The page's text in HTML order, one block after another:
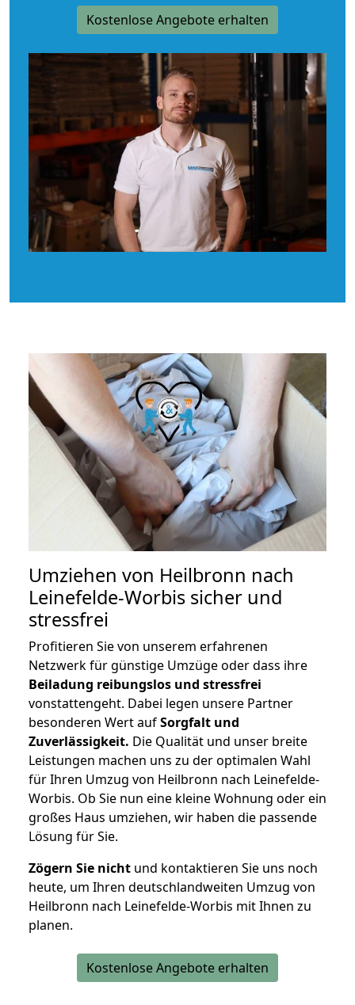
Kostenlose Angebote erhalten
Umziehen von Heilbronn nach
Leinefelde-Worbis sicher und
stressfrei
Profitieren Sie von unserem erfahrenen
Netzwerk für günstige Umzüge oder dass ihre
Beiladung reibungslos und stressfrei
vonstattengeht. Dabei legen unsere Partner
besonderen Wert aufSorgfalt und
Zuverlässigkeit. Die Qualität und unser breite
Leistungen machen uns zu der optimalen Wahl
für Ihren Umzug von Heilbronn nach Leinefelde-
Worbis. Ob Sie nun eine kleine Wohnung oder ein
großes Haus umziehen, wir haben die passende
Lösung für Sie.
Zögern Sie nicht und kontaktieren Sie uns noch
heute, um Ihren deutschlandweiten Umzug von
Heilbronn nach Leinefelde-Worbis mit Ihnen zu
planen.
Kostenlose Angebote erhalten